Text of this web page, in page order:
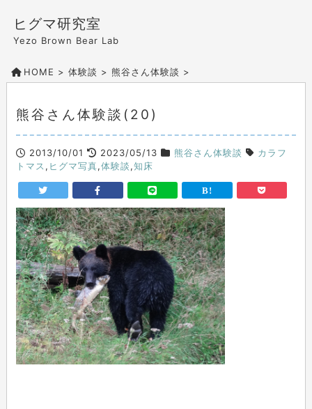
ヒグマ研究室
Yezo Brown Bear Lab
HOME > 体験談 > 熊谷さん体験談 >
熊谷さん体験談(20)
2013/10/01 2023/05/13 熊谷さん体験談
カラフ
トマス , ヒグマ写真,体験談,知床